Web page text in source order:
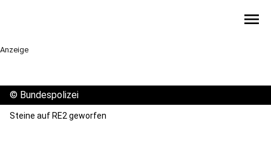
menu
Anzeige
© Bundespolizei
Steine auf RE2 geworfen